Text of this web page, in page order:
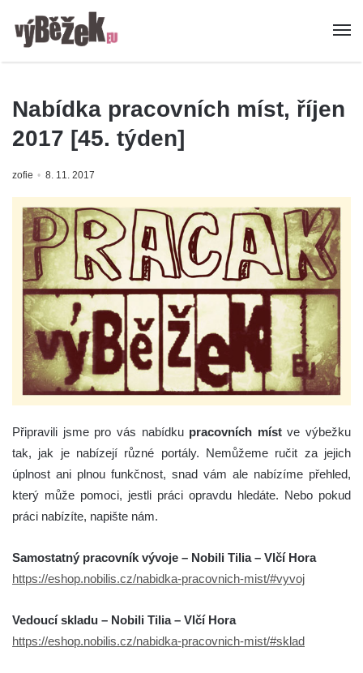
Nabídka pracovních míst, říjen
2017 [45. týden]
zofie 8. 11. 2017
Připravili jsme pro vás nabídku pracovních místve výbežku
tak, jak je nabízejí různé portály. Nemůžeme ručit za jejich
úplnost ani plnou funkčnost, snad vám ale nabízíme přehled,
který může pomoci, jestli práci opravdu hledáte. Nebo pokud
práci nabízíte, napište nám.
Samostatný pracovník vývoje – Nobili Tilia – Vlčí Hora
https://eshop.nobilis.cz/nabidka-pracovnich-mist/#vyvoj
Vedoucí skladu – Nobili Tilia – Vlčí Hora
https://eshop.nobilis.cz/nabidka-pracovnich-mist/#sklad